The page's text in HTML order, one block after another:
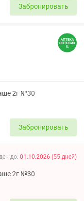
Забронировать
2г №30
Забронировать
до: 01.10.2026 (55 дней)
2г №30